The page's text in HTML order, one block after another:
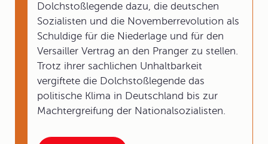
Dolchstoßlegende dazu, die deutschen
Sozialisten und die Novemberrevolution als
Schuldige für die Niederlage und für den
Versailler Vertrag an den Pranger zu stellen.
Trotz ihrer sachlichen Unhaltbarkeit
vergiftete die Dolchstoßlegende das
politische Klima in Deutschland bis zur
Machtergreifung der Nationalsozialisten.